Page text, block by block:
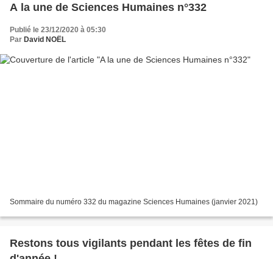
A la une de Sciences Humaines n°332
Publié le 23/12/2020 à 05:30
Par David NOËL
Sommaire du numéro 332 du magazine Sciences Humaines (janvier 2021)
Restons tous vigilants pendant les fêtes de fin